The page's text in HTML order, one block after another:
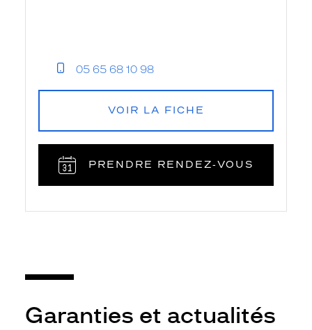
05 65 68 10 98
VOIR LA FICHE
PRENDRE RENDEZ‑VOUS
Garanties et actualités